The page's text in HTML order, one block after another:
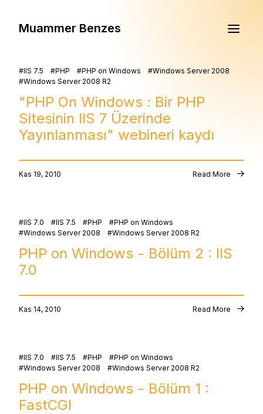
Muammer Benzes
IIS 7.5 PHP PHP on Windows
Windows Server 2008
Windows Server 2008 R2
"PHP On Windows : Bir PHP
Sitesinin IIS 7 Üzerinde
Yayınlanması" webineri kaydı
Kas 19, 2010 Read More
IIS 7.0 IIS 7.5 PHP
PHP on Windows
Windows Server 2008
Windows Server 2008 R2
PHP on Windows - Bölüm 2 : IIS
7.0
Kas 14, 2010 Read More
IIS 7.0 IIS 7.5 PHP
PHP on Windows
Windows Server 2008
Windows Server 2008 R2
PHP on Windows - Bölüm 1 :
FastCGI